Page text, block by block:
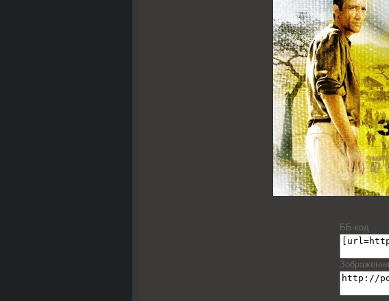
ББ-код
Зображення